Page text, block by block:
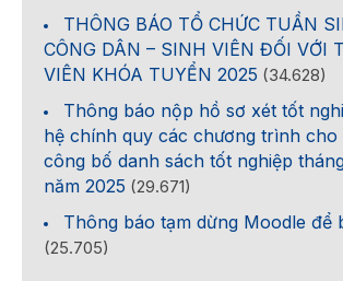
THÔNG BÁO TỔ CHỨC TUẦN
CÔNG DÂN – SINH VIÊN ĐỐI VỚI
VIÊN KHÓA TUYỂN 2025 (34.628)
Thông báo nộp hồ sơ xét tốt
hệ chính quy các chương trình cho
công bố danh sách tốt nghiệp
năm 2025 (29.671)
Thông báo tạm dừng Moodle để
(25.705)